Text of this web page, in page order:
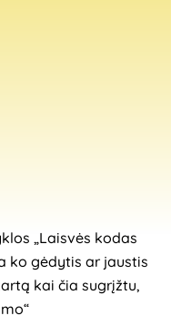
„Laisvės kodas
ko gėdytis ar jaustis
kai čia sugrįžtu,